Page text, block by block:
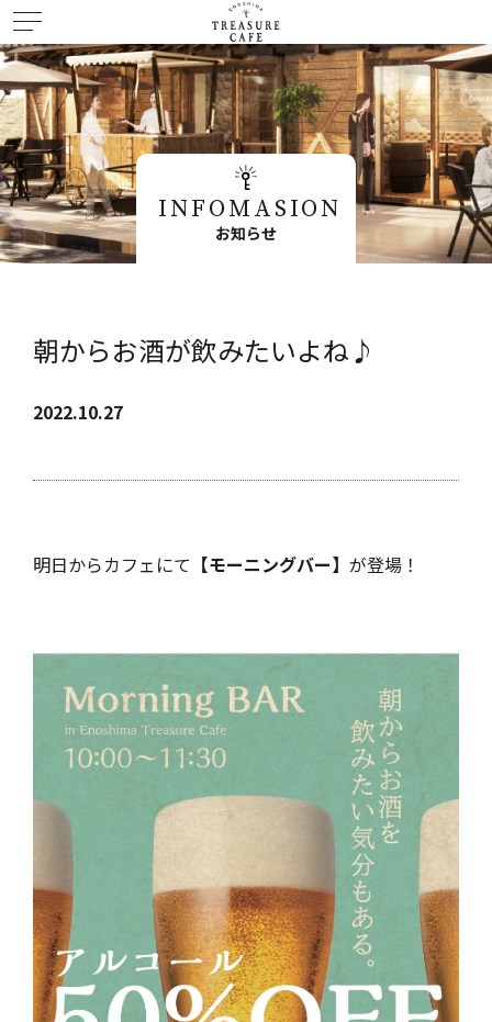
INFOMASION
お知らせ
朝からお酒が飲みたいよね♪
2022.10.27
明日からカフェにて 【モーニングバー】 が登場！